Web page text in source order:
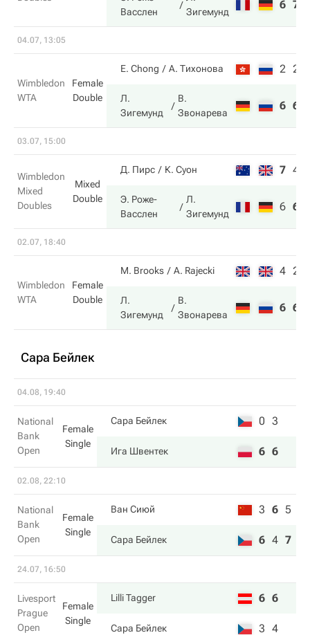
Васслен
Зигемунд
6 7
04.07, 13:05
Wimbledon
WTA
Female
Double
E. Chong А. Тихонова 2 2
Л.
Зигемунд
В.
Звонарева
6 6
03.07, 15:00
Wimbledon
Mixed
Doubles
Mixed
Double
Д. Пирс К. Суон 7 4
Э. Роже-
Васслен
Л.
Зигемунд
6 6
02.07, 18:40
Wimbledon
WTA
Female
Double
M. Brooks A. Rajecki 4 2
Л.
Зигемунд
В.
Звонарева
6 6
Сара Бейлек
04.08, 19:40
National
Bank
Open
Female
Single
Сара Бейлек 0 3
Ига Швентек 6 6
02.08, 22:10
National
Bank
Open
Female
Single
Ван Сиюй 3 6 5
Сара Бейлек 6 4 7
24.07, 16:50
Livesport
Prague
Open
Female
Single
Lilli Tagger 6 6
Сара Бейлек 3 4